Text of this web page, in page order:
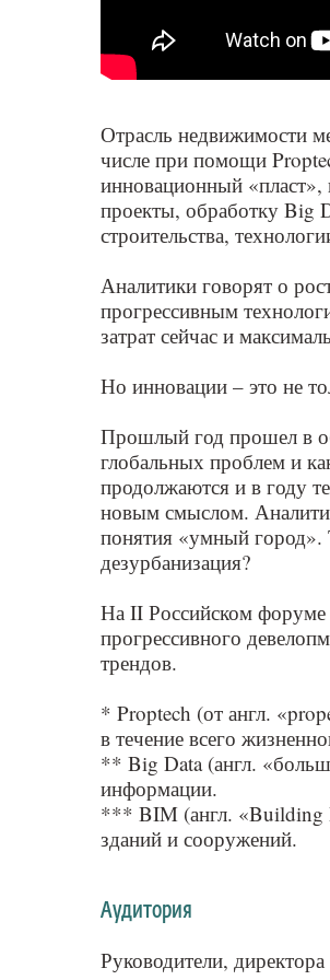
Отрасль недвижимости
числе при помощи
инновационный
проекты, обработку Big
строительства,
Аналитики говорят о
прогрессивным
затрат сейчас и
Но инновации – это не
Прошлый год прошел в
глобальных проблем и
продолжаются и в году
новым смыслом.
понятия «умный
дезурбанизация?
На II Российском форуме
прогрессивного
трендов.
* Proptech (от англ.
в течение всего
** Big Data (англ.
информации.
*** BIM (англ. «Building
зданий и сооружений.
Аудитория
Руководители,